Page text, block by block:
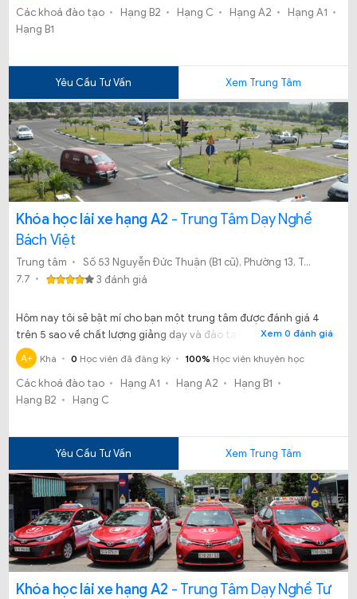
Các khoá đào tạo Hạng B2 Hạng C Hạng A2
Hạng A1
Hạng B1
Yêu Cầu Tư Vấn Xem Trung Tâm
Khóa học lái xe hạng A2 - Trung Tâm Dạy Nghề
Bách Việt
Trung tâm
Số 53 Nguyễn Đức Thuận (B1 cũ), Phường 13, Tân Bình, TP. HCM.
7.7
3 đánh giá
Hôm nay tôi sẽ bật mí cho bạn một trung tâm được đánh giá 4
trên 5 sao về chất lượng giảng dạy và đào tạo lái xe. Trung tâm
dạy nghề Bách Việt đào tạo đầy đủ các hạng bằng hãy cùng tìm
hiểu nhé!
Xem 0 đánh giá
A+ Khá 0 Học viên đã đăng ký 100% Học viên khuyên học
Các khoá đào tạo Hạng A1 Hạng A2
Hạng B1
Hạng B2
Hạng C
Yêu Cầu Tư Vấn Xem Trung Tâm
Khóa học lái xe hạng A2 - Trung Tâm Dạy Nghề Tư